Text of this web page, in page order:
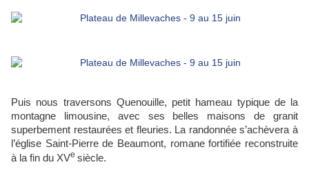
Puis nous traversons Quenouille, petit hameau typique de la
montagne limousine, avec ses belles maisons de granit
superbement restaurées et fleuries. La randonnée s’achèvera à
l’église Saint-Pierre de Beaumont, romane fortifiée reconstruite
à la fin du XVe siècle.